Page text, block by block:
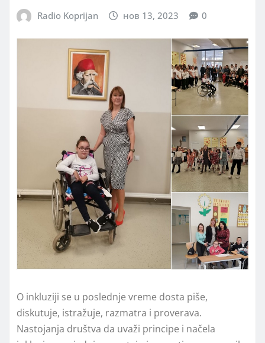
Radio Koprijan нов 13, 2023 0
O inkluziji se u poslednje vreme dosta piše,
diskutuje, istražuje, razmatra i proverava.
Nastojanja društva da uvaži principe i načela